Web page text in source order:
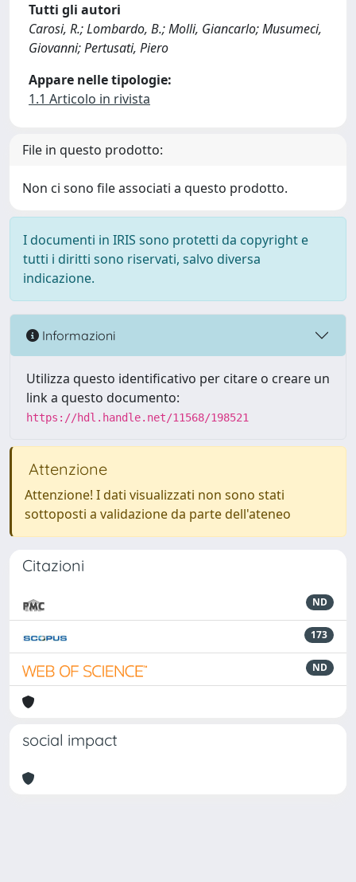
Tutti gli autori
Carosi, R.; Lombardo, B.; Molli, Giancarlo; Musumeci,
Giovanni; Pertusati, Piero
Appare nelle tipologie:
1.1 Articolo in rivista
File in questo prodotto:
Non ci sono file associati a questo prodotto.
I documenti in IRIS sono protetti da copyright e
tutti i diritti sono riservati, salvo diversa
indicazione.
Informazioni
Utilizza questo identificativo per citare o creare un
link a questo documento:
https://hdl.handle.net/11568/198521
Attenzione
Attenzione! I dati visualizzati non sono stati
sottoposti a validazione da parte dell'ateneo
Citazioni
ND
173
ND
social impact